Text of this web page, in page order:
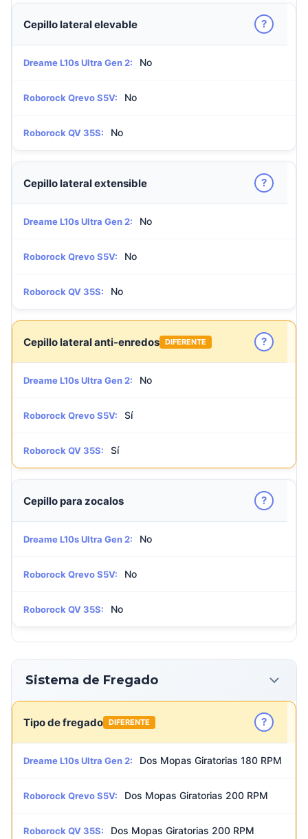
Cepillo lateral elevable ?
Dreame L10s Ultra Gen 2: No
Roborock Qrevo S5V: No
Roborock QV 35S: No
Cepillo lateral extensible ?
Dreame L10s Ultra Gen 2: No
Roborock Qrevo S5V: No
Roborock QV 35S: No
Cepillo lateral anti-enredos DIFERENTE ?
Dreame L10s Ultra Gen 2: No
Roborock Qrevo S5V: Sí
Roborock QV 35S: Sí
Cepillo para zocalos ?
Dreame L10s Ultra Gen 2: No
Roborock Qrevo S5V: No
Roborock QV 35S: No
Sistema de Fregado
Tipo de fregado DIFERENTE ?
Dreame L10s Ultra Gen 2: Dos Mopas Giratorias 180 RPM
Roborock Qrevo S5V: Dos Mopas Giratorias 200 RPM
Roborock QV 35S: Dos Mopas Giratorias 200 RPM